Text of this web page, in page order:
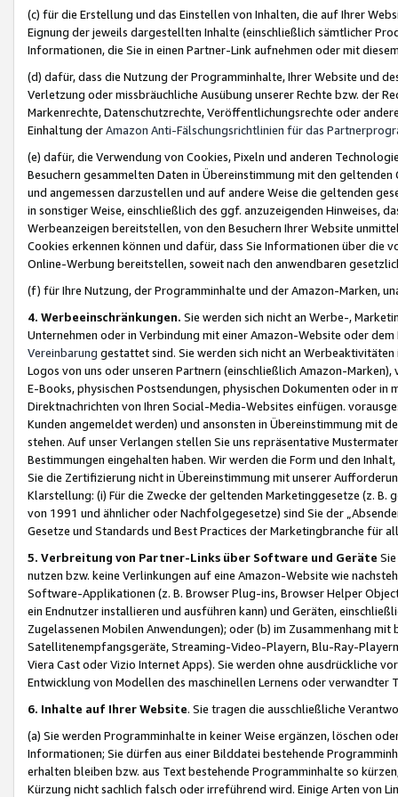
(c) für die Erstellung und das Einstellen von Inhalten, die auf Ihrer
Eignung der jeweils dargestellten Inhalte (einschließlich sämtlicher
Informationen, die Sie in einen Partner-Link aufnehmen oder mit
(d) dafür, dass die Nutzung der Programminhalte, Ihrer Website und
Verletzung oder missbräuchliche Ausübung unserer Rechte bzw. der
Markenrechte, Datenschutzrechte, Veröffentlichungsrechte oder
Einhaltung derAmazon Anti-Fälschungsrichtlinien für das
(e) dafür, die Verwendung von Cookies, Pixeln und anderen
Besuchern gesammelten Daten in Übereinstimmung mit den
und angemessen darzustellen und auf andere Weise die geltenden
in sonstiger Weise, einschließlich des ggf. anzuzeigenden Hinweises,
Werbeanzeigen bereitstellen, von den Besuchern Ihrer Website
Cookies erkennen können und dafür, dass Sie Informationen über die
Online-Werbung bereitstellen, soweit nach den anwendbaren
(f) für Ihre Nutzung, der Programminhalte und der Amazon-Marken,
4. Werbeeinschränkungen. Sie werden sich nicht an Werbe-,
Unternehmen oder in Verbindung mit einer Amazon-Website oder
Vereinbarung gestattet sind. Sie werden sich nicht an
Logos von uns oder unseren Partnern (einschließlich Amazon-
E-Books, physischen Postsendungen, physischen Dokumenten oder in
Direktnachrichten von Ihren Social-Media-Websites einfügen.
Kunden angemeldet werden) und ansonsten in Übereinstimmung mit
stehen. Auf unser Verlangen stellen Sie uns repräsentative
Bestimmungen eingehalten haben. Wir werden die Form und den
Sie die Zertifizierung nicht in Übereinstimmung mit unserer
Klarstellung: (i) Für die Zwecke der geltenden Marketinggesetze (z. B.
von 1991 und ähnlicher oder Nachfolgegesetze) sind Sie der
Gesetze und Standards und Best Practices der Marketingbranche für
5. Verbreitung von Partner-Links über Software und Geräte
nutzen bzw. keine Verlinkungen auf eine Amazon-Website wie
Software-Applikationen (z. B. Browser Plug-ins, Browser Helper
ein Endnutzer installieren und ausführen kann) und Geräten,
Zugelassenen Mobilen Anwendungen); oder (b) im Zusammenhang
Satellitenempfangsgeräte, Streaming-Video-Playern, Blu-Ray-
Viera Cast oder Vizio Internet Apps). Sie werden ohne ausdrückliche
Entwicklung von Modellen des maschinellen Lernens oder
6. Inhalte auf Ihrer Website. Sie tragen die ausschließliche
(a) Sie werden Programminhalte in keiner Weise ergänzen, löschen
Informationen; Sie dürfen aus einer Bilddatei bestehende
erhalten bleiben bzw. aus Text bestehende Programminhalte so
Kürzung nicht sachlich falsch oder irreführend wird. Einige Arten von